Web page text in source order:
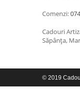
Comenzi:
Cadouri
Săpânța,
© 2019